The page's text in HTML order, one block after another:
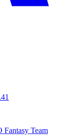
Fantasy Team